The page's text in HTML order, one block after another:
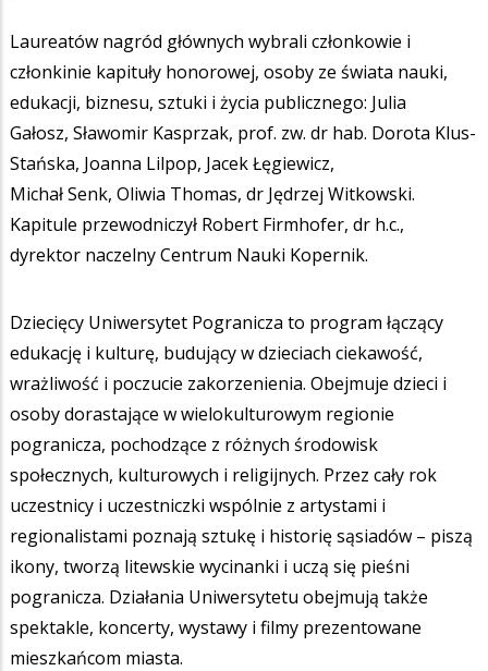
Laureatów nagród głównych wybrali członkowie i
członkinie kapituły honorowej, osoby ze świata nauki,
edukacji, biznesu, sztuki i życia publicznego: Julia
Gałosz, Sławomir Kasprzak, prof. zw. dr hab. Dorota Klus-
Stańska, Joanna Lilpop, Jacek Łęgiewicz,
Michał Senk, Oliwia Thomas, dr Jędrzej Witkowski.
Kapitule przewodniczył Robert Firmhofer, dr h.c.,
dyrektor naczelny Centrum Nauki Kopernik.
Dziecięcy Uniwersytet Pogranicza to program łączący
edukację i kulturę, budujący w dzieciach ciekawość,
wrażliwość i poczucie zakorzenienia. Obejmuje dzieci i
osoby dorastające w wielokulturowym regionie
pogranicza, pochodzące z różnych środowisk
społecznych, kulturowych i religijnych. Przez cały rok
uczestnicy i uczestniczki wspólnie z artystami i
regionalistami poznają sztukę i historię sąsiadów – piszą
ikony, tworzą litewskie wycinanki i uczą się pieśni
pogranicza. Działania Uniwersytetu obejmują także
spektakle, koncerty, wystawy i filmy prezentowane
mieszkańcom miasta.